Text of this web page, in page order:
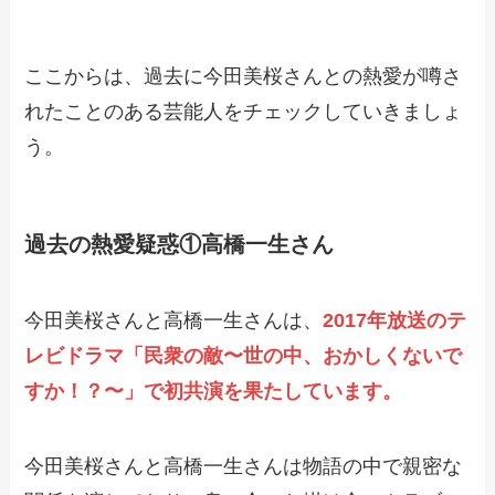
ここからは、過去に今田美桜さんとの熱愛が噂さ
れたことのある芸能人をチェックしていきましょ
う。
過去の熱愛疑惑①高橋一生さん
今田美桜さんと高橋一生さんは、2017年放送のテ
レビドラマ「民衆の敵〜世の中、おかしくないで
すか！？〜」で初共演を果たしています。
今田美桜さんと高橋一生さんは物語の中で親密な